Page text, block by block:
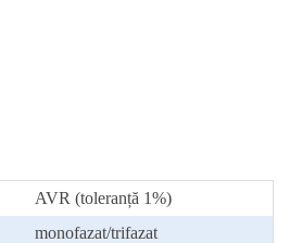
AVR (toleranță 1%)
monofazat/trifazat